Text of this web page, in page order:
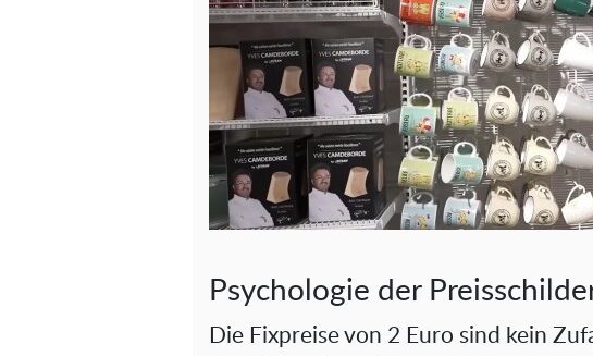
Psychologie der
Die Fixpreise von 2 Euro sind kein